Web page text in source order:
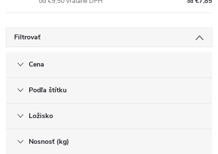
Filtrovať
Cena
Podľa štítku
Ložisko
Nosnosť (kg)